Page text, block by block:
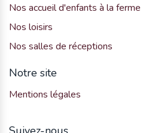
Nos accueil d'enfants à la ferme
Nos loisirs
Nos salles de réceptions
Notre site
Mentions légales